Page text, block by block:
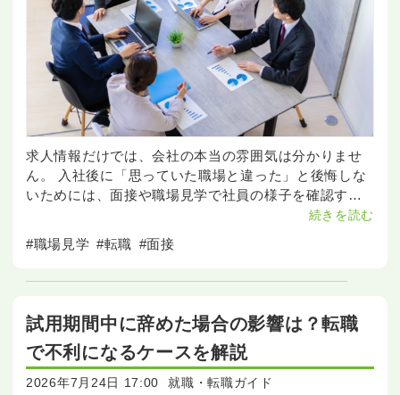
求人情報だけでは、会社の本当の雰囲気は分かりませ
ん。 入社後に「思っていた職場と違った」と後悔しな
いためには、面接や職場見学で社員の様子を確認する
く15のポイントと、面接で使える質問例を分かりやす
く紹介し
#職場見学 #転職 #面接
続きを読む
試用期間中に辞めた場合の影響は？転職
で不利になるケースを解説
2026年7月24日 17:00 就職・転職ガイド